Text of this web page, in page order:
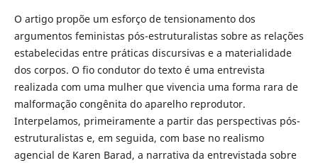
O artigo propõe um esforço de tensionamento dos
argumentos feministas pós-estruturalistas sobre as relações
estabelecidas entre práticas discursivas e a materialidade
dos corpos. O fio condutor do texto é uma entrevista
realizada com uma mulher que vivencia uma forma rara de
malformação congênita do aparelho reprodutor.
Interpelamos, primeiramente a partir das perspectivas pós-
estruturalistas e, em seguida, com base no realismo
agencial de Karen Barad, a narrativa da entrevistada sobre